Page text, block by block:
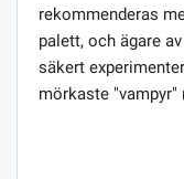
rekommenderas
palett, och ägare
säkert
mörkaste "vampyr"